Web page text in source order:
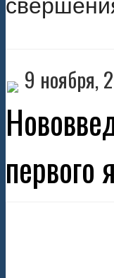
9 ноября,
первого